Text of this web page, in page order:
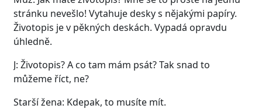
stránku nevešlo! Vytahuje desky s nějakými papíry.
Životopis je v pěkných deskách. Vypadá opravdu
úhledně.
J: Životopis? A co tam mám psát? Tak snad to
můžeme říct, ne?
Starší žena: Kdepak, to musíte mít.